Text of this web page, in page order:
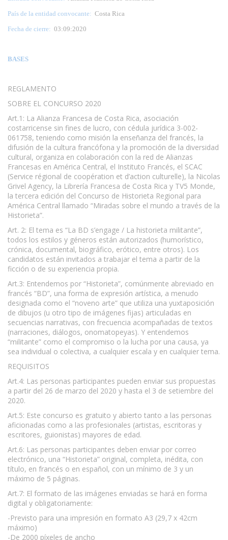
País de la entidad convocante: Costa Rica
Fecha de cierre: 03:09:2020
BASES
REGLAMENTO
SOBRE EL CONCURSO 2020
Art.1: La Alianza Francesa de Costa Rica, asociación
costarricense sin fines de lucro, con cédula jurídica 3-002-
061758, teniendo como misión la enseñanza del francés, la
difusión de la cultura francófona y la promoción de la diversidad
cultural, organiza en colaboración con la red de Alianzas
Francesas en América Central, el Instituto Francés, el SCAC
(Service régional de coopération et d’action culturelle), la Nicolas
Grivel Agency, la Librería Francesa de Costa Rica y TV5 Monde,
la tercera edición del Concurso de Historieta Regional para
América Central llamado “Miradas sobre el mundo a través de la
Historieta”.
Art. 2: El tema es “La BD s’engage / La historieta militante”,
todos los estilos y géneros están autorizados (humorístico,
crónica, documental, biográfico, erótico, entre otros). Los
candidatos están invitados a trabajar el tema a partir de la
ficción o de su experiencia propia.
Art.3: Entendemos por “Historieta”, comúnmente abreviado en
francés “BD”, una forma de expresión artística, a menudo
designada como el “noveno arte” que utiliza una yuxtaposición
de dibujos (u otro tipo de imágenes fijas) articuladas en
secuencias narrativas, con frecuencia acompañadas de textos
(narraciones, diálogos, onomatopeyas). Y entendemos
“militante” como el compromiso o la lucha por una causa, ya
sea individual o colectiva, a cualquier escala y en cualquier tema.
REQUISITOS
Art.4: Las personas participantes pueden enviar sus propuestas
a partir del 26 de marzo del 2020 y hasta el 3 de setiembre del
2020.
Art.5: Este concurso es gratuito y abierto tanto a las personas
aficionadas como a las profesionales (artistas, escritoras y
escritores, guionistas) mayores de edad.
Art.6: Las personas participantes deben enviar por correo
electrónico, una “Historieta” original, completa, inédita, con
título, en francés o en español, con un mínimo de 3 y un
máximo de 5 páginas.
Art.7: El formato de las imágenes enviadas se hará en forma
digital y obligatoriamente:
-Previsto para una impresión en formato A3 (29,7 x 42cm
máximo)
-De 2000 píxeles de ancho